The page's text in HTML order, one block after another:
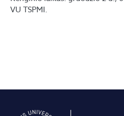
VU TSPMI.